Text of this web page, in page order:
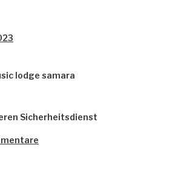
Sicherheitsdienst